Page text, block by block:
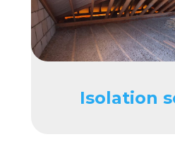
Isolation